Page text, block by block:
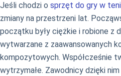
Jeśli chodzi o sprzęt do gry w
zmiany na przestrzeni lat.
początku były ciężkie i robione z
wytwarzane z zaawansowanych
kompozytowych. Współcześnie
wytrzymałe. Zawodnicy dzięki